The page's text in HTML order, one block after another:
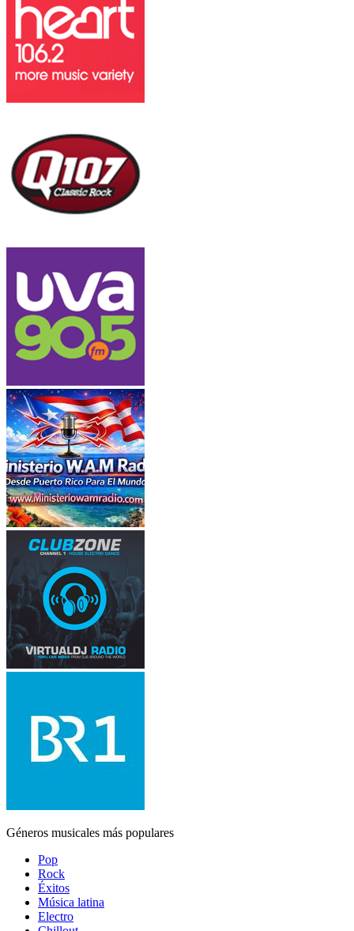
Géneros musicales más populares
Pop
Rock
Éxitos
Música latina
Electro